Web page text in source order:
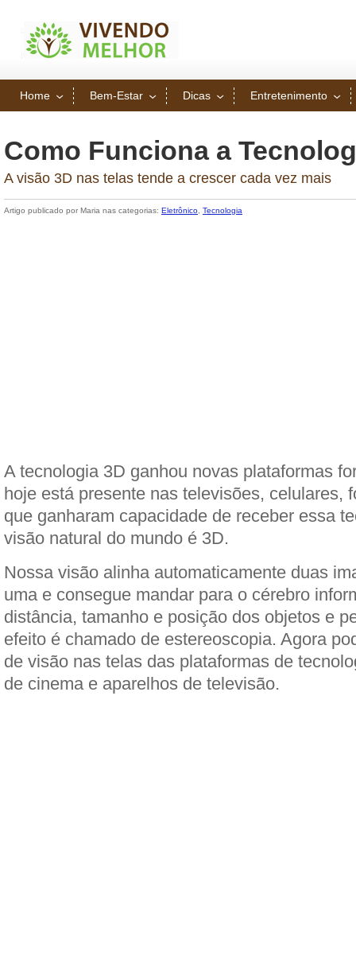
Home Bem-Estar Dicas Entretenimento
Como Funciona a
A visão 3D nas telas tende a crescer cada vez mais
Artigo publicado por Maria nas categorias: Eletrônico Tecnologia
A tecnologia 3D ganhou novas plataformas
hoje está presente nas televisões, celulares,
que ganharam capacidade de receber essa
visão natural do mundo é 3D.
Nossa visão alinha automaticamente duas
uma e consegue mandar para o cérebro
distância, tamanho e posição dos objetos e
efeito é chamado de estereoscopia. Agora
de visão nas telas das plataformas de
de cinema e aparelhos de televisão.